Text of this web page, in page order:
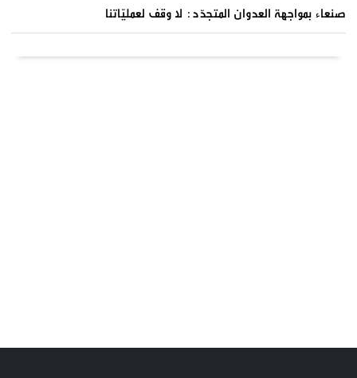
صنعاء بمواجهة العدوان المتجدّد: لا وقف لعمليّاتنا